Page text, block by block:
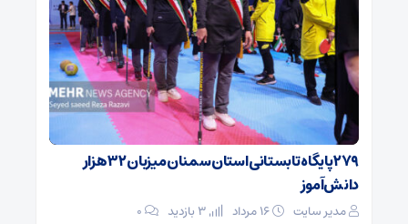
۲۷۹ پایگاه تابستانی استان سمنان میزبان ۳۲ هزار
دانش‌آموز
مدیر سایت ۰